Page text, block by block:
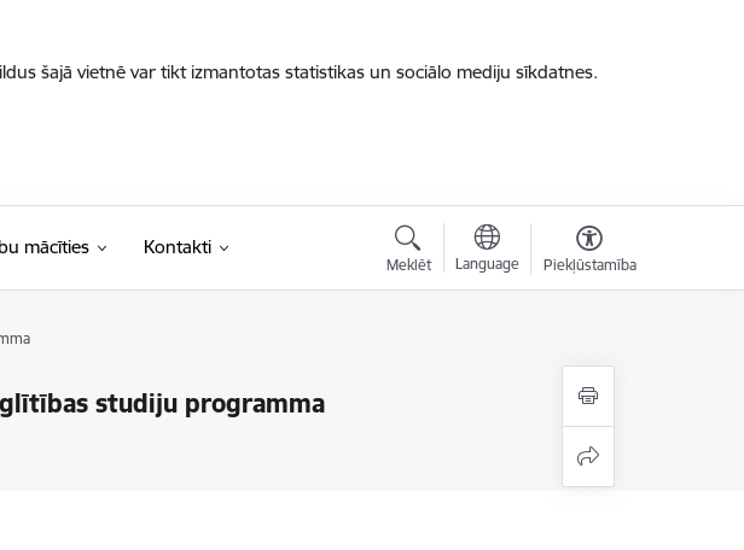
šajā vietnē var tikt izmantotas statistikas un sociālo mediju sīkdatnes.
mācīties Kontakti
Meklēt Language Piekļūstamība
studiju programma